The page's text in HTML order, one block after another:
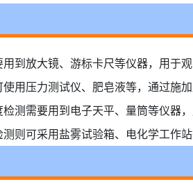
到放大镜、游标卡尺等仪器，用于
用压力测试仪、肥皂液等，通过施
测需要用到电子天平、量筒等仪器
则可采用盐雾试验箱、电化学工作